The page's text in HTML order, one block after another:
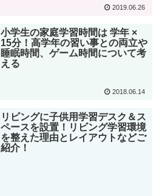
2019.06.26
小学生の家庭学習時間は 学年 ×
15分！高学年の習い事との両立や
睡眠時間、ゲーム時間について考
える
2018.06.14
リビングに子供用学習デスク＆ス
ペースを設置！リビング学習環境
を整えた理由とレイアウトなどご
紹介！